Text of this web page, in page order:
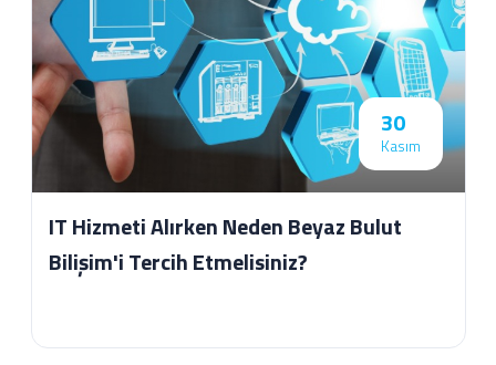
30
Kasım
IT Hizmeti Alırken Neden Beyaz Bulut
Bilişim'i Tercih Etmelisiniz?